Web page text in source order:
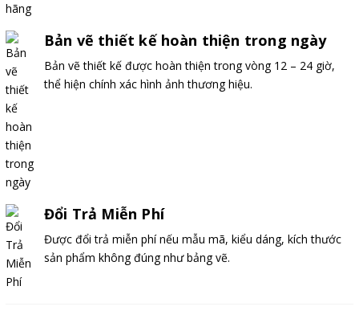
Bản vẽ thiết kế hoàn thiện trong ngày
Bản vẽ thiết kế được hoàn thiện trong vòng 12 – 24 giờ,
thể hiện chính xác hình ảnh thương hiệu.
Đổi Trả Miễn Phí
Được đổi trả miễn phí nếu mẫu mã, kiểu dáng, kích thước
sản phẩm không đúng như bảng vẽ.